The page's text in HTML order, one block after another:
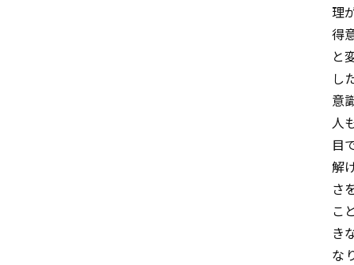
理
得
と
し
意
人
目
解
さ
こ
き
な